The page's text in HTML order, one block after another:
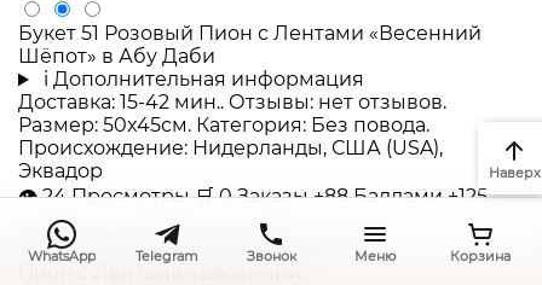
Букет 51 Розовый Пион с Лентами «Весенний
Шёпот» в Абу Даби
i Дополнительная информация
Доставка: 15-42 мин.. Отзывы: нет отзывов.
Размер: 50x45см. Категория: Без повода.
Происхождение: Нидерланды, США (USA),
Эквадор
👁24 Просмотры 🛒0 Заказы +88 Баллами+125
Баллами
+224 Баллами -5% -5%
WhatsApp Telegram Звонок Меню Корзина
Наверх